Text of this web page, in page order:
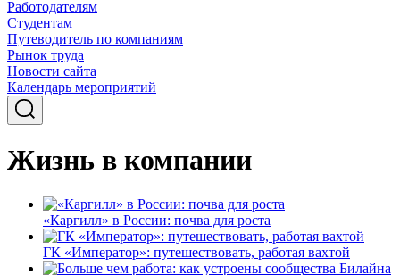
Работодателям
Студентам
Путеводитель по компаниям
Рынок труда
Новости сайта
Календарь мероприятий
Жизнь в компании
«Каргилл» в России: почва для роста
ГК «Император»: путешествовать, работая вахтой